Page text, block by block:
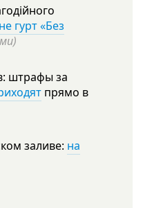
гурт «Без
штрафы за
прямо в
заливе: на